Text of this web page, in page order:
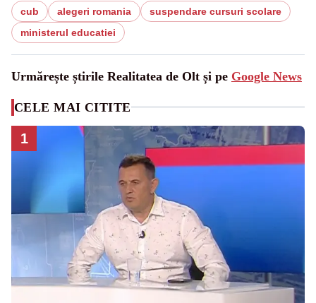
cub alegeri romania
suspendare cursuri scolare
ministerul educatiei
Urmărește știrile Realitatea de Olt și pe Google News
CELE MAI CITITE
1